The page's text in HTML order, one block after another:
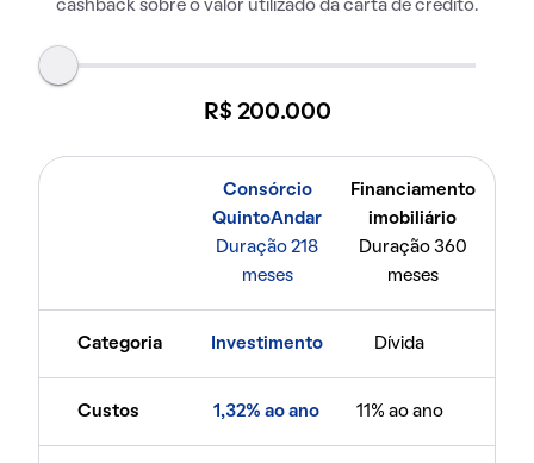
cashback sobre o valor utilizado da carta de crédito.
R$ 200.000
Consórcio
QuintoAndar
Duração 218
meses
Financiamento
imobiliário
Duração 360
meses
Categoria Investimento Dívida
Custos 1,32% ao ano 11% ao ano